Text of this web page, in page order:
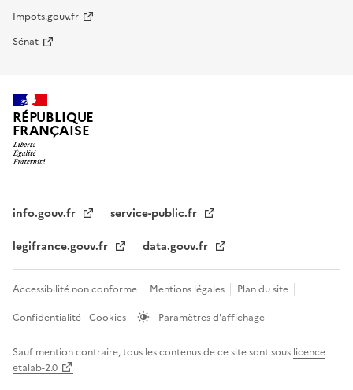
Impots.gouv.fr
Sénat
RÉPUBLIQUE
FRANÇAISE
info.gouv.fr
service-public.fr
legifrance.gouv.fr
data.gouv.fr
Accessibilité non conforme Mentions légales
Plan du site
Confidentialité - Cookies
Paramètres d'affichage
Sauf mention contraire, tous les contenus de ce site sont sous licence
etalab-2.0